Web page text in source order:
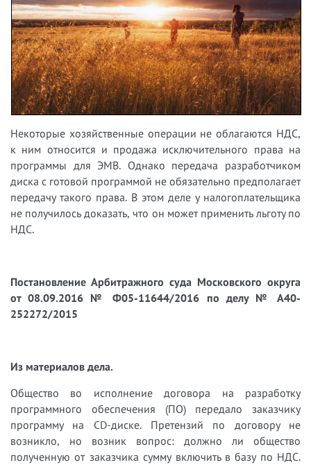
Некоторые хозяйственные операции не облагаются НДС,
к ним относится и продажа исключительного права на
программы для ЭМВ. Однако передача разработчиком
диска с готовой программой не обязательно предполагает
передачу такого права. В этом деле у налогоплательщика
не получилось доказать, что он может применить льготу по
НДС.
Постановление Арбитражного суда Московского округа
от 08.09.2016 № Ф05-11644/2016 по делу № А40-
252272/2015
Из материалов дела.
Общество во исполнение договора на разработку
программного обеспечения (ПО) передало заказчику
программу на CD-диске. Претензий по договору не
возникло, но возник вопрос: должно ли общество
полученную от заказчика сумму включить в базу по НДС.